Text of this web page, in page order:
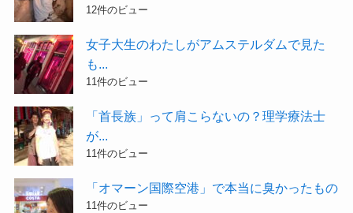
12件のビュー
女子大生のわたしがアムステルダムで見た
も...
11件のビュー
「首長族」って肩こらないの？理学療法士
が...
11件のビュー
「オマーン国際空港」で本当に臭かったもの
11件のビュー